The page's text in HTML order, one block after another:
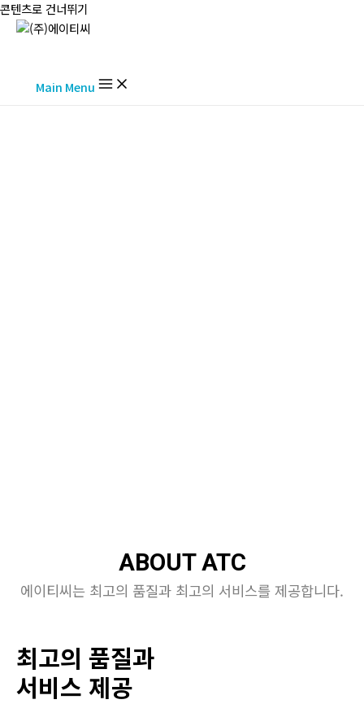
콘텐츠로 건너뛰기
Main Menu
ABOUT ATC
에이티씨는 최고의 품질과 최고의 서비스를 제공합니다.
최고의 품질과
서비스 제공